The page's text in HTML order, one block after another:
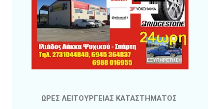
ΩΡΕΣ ΛΕΙΤΟΥΡΓΕΙΑΣ ΚΑΤΑΣΤΗΜΑΤΟΣ